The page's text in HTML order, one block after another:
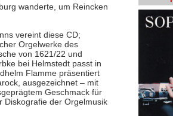
wanderte, um Reincken
vereint diese CD;
Orgelwerke des
von 1621/22 und
bei Helmstedt passt in
Flamme präsentiert
ausgezeichnet – mit
Geschmack für
Diskografie der Orgelmusik